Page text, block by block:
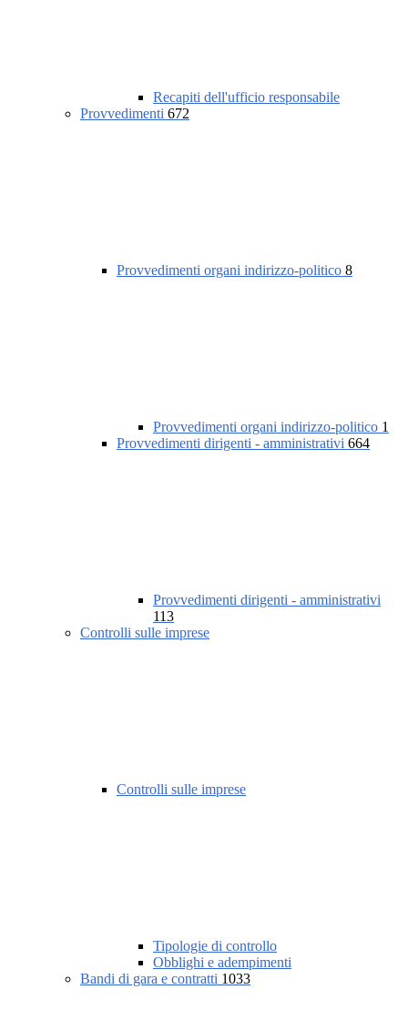
Recapiti dell'ufficio responsabile
Provvedimenti 672
Provvedimenti organi indirizzo-politico 8
Provvedimenti organi indirizzo-politico 1
Provvedimenti dirigenti - amministrativi 664
Provvedimenti dirigenti - amministrativi
113
Controlli sulle imprese
Controlli sulle imprese
Tipologie di controllo
Obblighi e adempimenti
Bandi di gara e contratti 1033